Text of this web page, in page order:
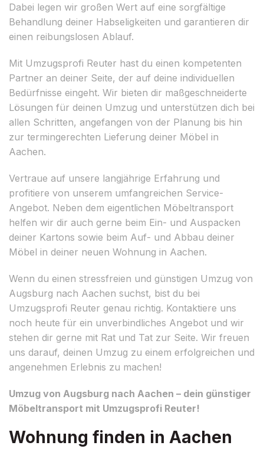
Dabei legen wir großen Wert auf eine sorgfältige
Behandlung deiner Habseligkeiten und garantieren dir
einen reibungslosen Ablauf.
Mit Umzugsprofi Reuter hast du einen kompetenten
Partner an deiner Seite, der auf deine individuellen
Bedürfnisse eingeht. Wir bieten dir maßgeschneiderte
Lösungen für deinen Umzug und unterstützen dich bei
allen Schritten, angefangen von der Planung bis hin
zur termingerechten Lieferung deiner Möbel in
Aachen.
Vertraue auf unsere langjährige Erfahrung und
profitiere von unserem umfangreichen Service-
Angebot. Neben dem eigentlichen Möbeltransport
helfen wir dir auch gerne beim Ein- und Auspacken
deiner Kartons sowie beim Auf- und Abbau deiner
Möbel in deiner neuen Wohnung in Aachen.
Wenn du einen stressfreien und günstigen Umzug von
Augsburg nach Aachen suchst, bist du bei
Umzugsprofi Reuter genau richtig. Kontaktiere uns
noch heute für ein unverbindliches Angebot und wir
stehen dir gerne mit Rat und Tat zur Seite. Wir freuen
uns darauf, deinen Umzug zu einem erfolgreichen und
angenehmen Erlebnis zu machen!
Umzug von Augsburg nach Aachen – dein günstiger
Möbeltransport mit Umzugsprofi Reuter!
Wohnung finden in Aachen